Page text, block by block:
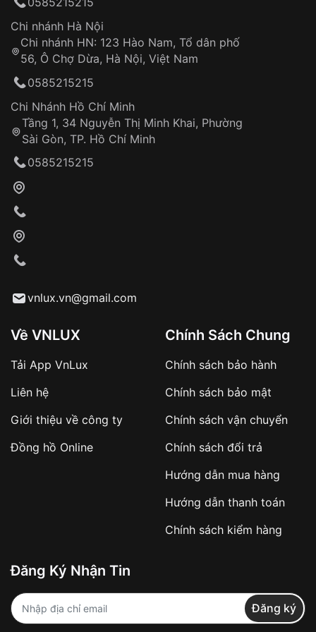
Hotline: 0585 215 215
Từ khóa SEO:
Khách hàng kiểm tra và thanh toán trực tiếp
Từ khóa SEO:
sản phẩm đặc biệt
hàng
Số tiền còn lại thanh toán khi nhận hàng hoặc
✔️ Đảm bảo xử lý đơn hàng nhanh chóng
✔️ Hạn chế tình trạng hủy đơn không mong
Từ khóa SEO:
thống VNLUX
Đảm bảo quyền lợi khách hàng
Đồng hành cùng khách hàng trong suốt quá
trình sử dụng
Chi nhánh Hà Nội
Chi nhánh HN: 123 Hào Nam, Tổ dân phố
56, Ô Chợ Dừa, Hà Nội, Việt Nam
0585215215
Chi Nhánh Hồ Chí Minh
Tầng 1, 34 Nguyễn Thị Minh Khai, Phường
Sài Gòn, TP. Hồ Chí Minh
0585215215
vnlux.vn@gmail.com
Về VNLUX
Tải App VnLux
Liên hệ
Giới thiệu về công ty
Đồng hồ Online
Chính Sách Chung
Chính sách bảo hành
Chính sách bảo mật
Chính sách vận chuyển
Chính sách đổi trả
Hướng dẫn mua hàng
Hướng dẫn thanh toán
Chính sách kiểm hàng
Đăng Ký Nhận Tin
Đăng ký